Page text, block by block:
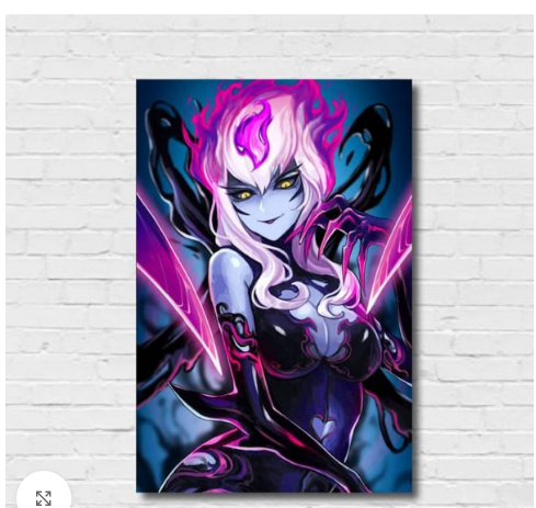
Clique para ampliar